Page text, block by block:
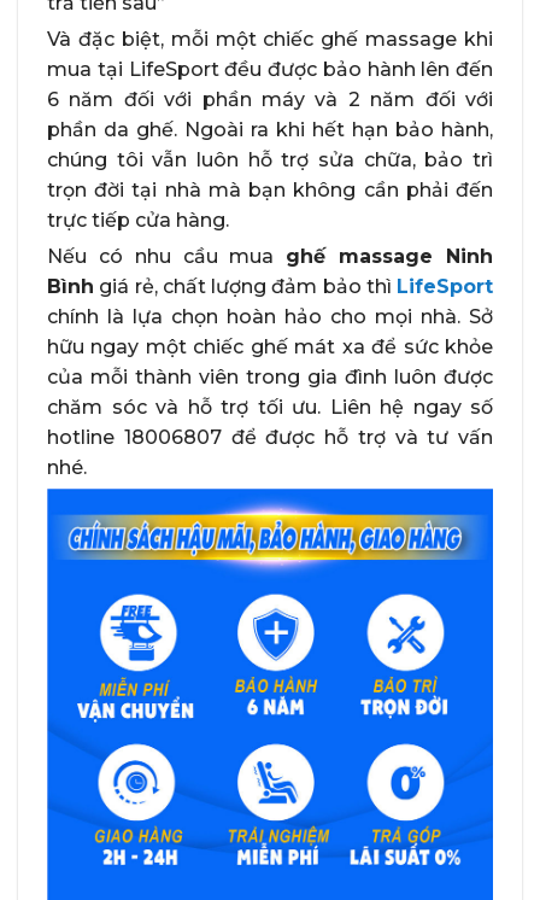
Và đặc biệt, mỗi một chiếc ghế massage khi
mua tại LifeSport đều được bảo hành lên đến
6 năm đối với phần máy và 2 năm đối với
phần da ghế. Ngoài ra khi hết hạn bảo hành,
chúng tôi vẫn luôn hỗ trợ sửa chữa, bảo trì
trọn đời tại nhà mà bạn không cần phải đến
trực tiếp cửa hàng.
Nếu có nhu cầu mua ghế massage Ninh
Bình giá rẻ, chất lượng đảm bảo thì LifeSport
chính là lựa chọn hoàn hảo cho mọi nhà. Sở
hữu ngay một chiếc ghế mát xa để sức khỏe
của mỗi thành viên trong gia đình luôn được
chăm sóc và hỗ trợ tối ưu. Liên hệ ngay số
hotline 18006807 để được hỗ trợ và tư vấn
nhé.